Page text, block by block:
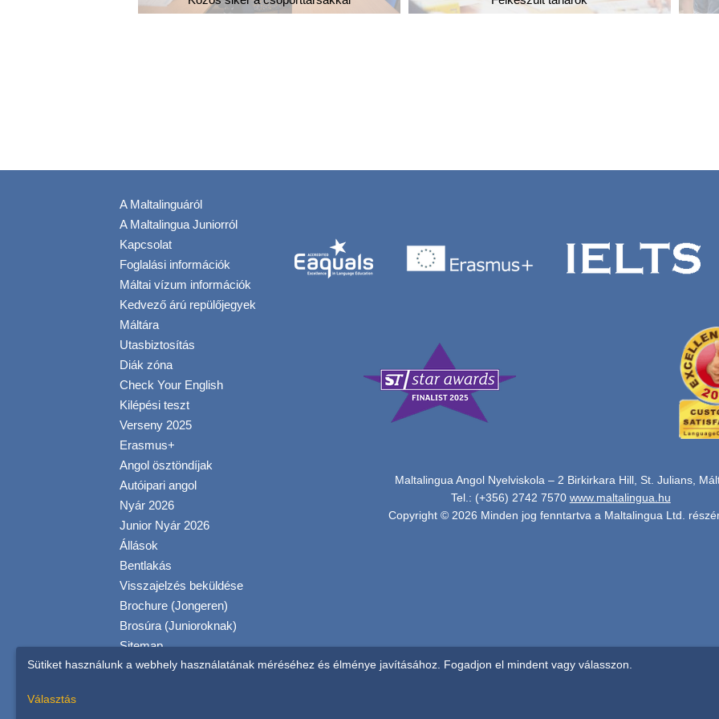
A Maltalinguáról
A Maltalingua Juniorról
Kapcsolat
Foglalási információk
Máltai vízum információk
Kedvező árú repülőjegyek
Máltára
Utasbiztosítás
Diák zóna
Check Your English
Kilépési teszt
Verseny 2025
Erasmus+
Angol ösztöndíjak
Autóipari angol
Nyár 2026
Junior Nyár 2026
Állások
Bentlakás
Visszajelzés beküldése
Brochure (Jongeren)
Brosúra (Junioroknak)
Sitemap
Általános Szerződési
Maltalingua Angol Nyelviskola – 2 Birkirkara Hill, St. Julians,
Tel.: (+356) 2742 7570 www.maltalingua.hu
Copyright © 2026 Minden jog fenntartva a Maltalingua Ltd.
Sütiket használunk a webhely használatának méréséhez és élménye javításához. Fogadjon el mindent vagy válasszon.
Választás